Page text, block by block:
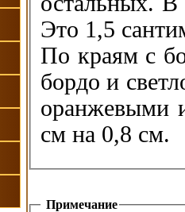
Это 1,5
По краям с
бордо и
оранжевыми
см на 0,8 см.
Примечание